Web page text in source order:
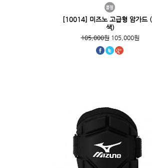
[10014] 미즈노 고급형 암가드
색)
105,000원105,000원